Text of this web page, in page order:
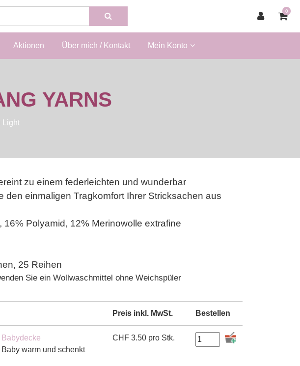
0
Aktionen Über mich / Kontakt Mein Konto
YARNS
Light
zu einem federleichten und wunderbar
einmaligen Tragkomfort Ihrer Stricksachen aus
Polyamid, 12% Merinowolle extrafine
25 Reihen
Sie ein Wollwaschmittel ohne Weichspüler
Preis inkl. MwSt. Bestellen
warm und schenkt
CHF 3.50 pro Stk.